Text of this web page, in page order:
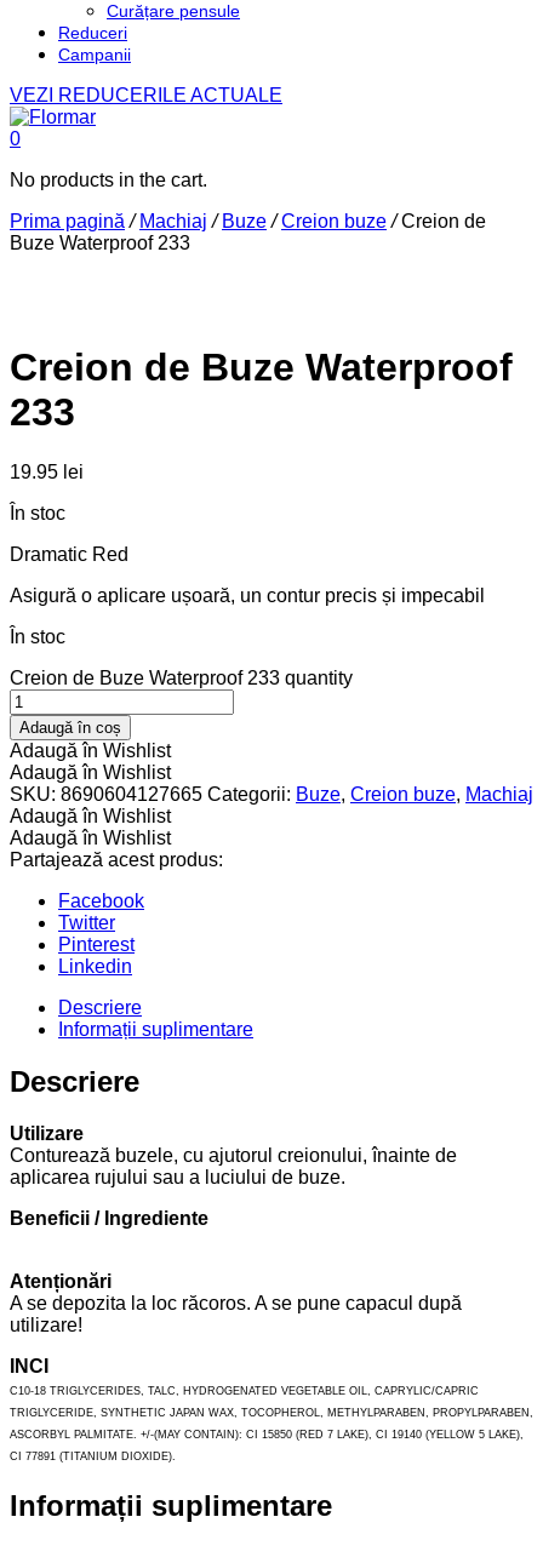
Curățare pensule
Reduceri
Campanii
VEZI REDUCERILE ACTUALE
0
No products in the cart.
Prima pagină / Machiaj / Buze/Creion buze/Creion de
Buze Waterproof 233
Creion de Buze Waterproof
233
19.95 lei
În stoc
Dramatic Red
Asigură o aplicare ușoară, un contur precis și impecabil
În stoc
Creion de Buze Waterproof 233 quantity
Adaugă în coș
Adaugă în Wishlist
Adaugă în Wishlist
SKU: 8690604127665 Categorii: Buze, Creion buze, Machiaj
Adaugă în Wishlist
Adaugă în Wishlist
Partajează acest produs:
Facebook
Twitter
Pinterest
Linkedin
Descriere
Informații suplimentare
Descriere
Utilizare
Conturează buzele, cu ajutorul creionului, înainte de
aplicarea rujului sau a luciului de buze.
Beneficii / Ingrediente
Atenționări
A se depozita la loc răcoros. A se pune capacul după
utilizare!
INCI
C10-18 TRIGLYCERIDES, TALC, HYDROGENATED VEGETABLE OIL, CAPRYLIC/CAPRIC
TRIGLYCERIDE, SYNTHETIC JAPAN WAX, TOCOPHEROL, METHYLPARABEN, PROPYLPARABEN,
ASCORBYL PALMITATE. +/-(MAY CONTAIN): CI 15850 (RED 7 LAKE), CI 19140 (YELLOW 5 LAKE),
CI 77891 (TITANIUM DIOXIDE).
Informații suplimentare